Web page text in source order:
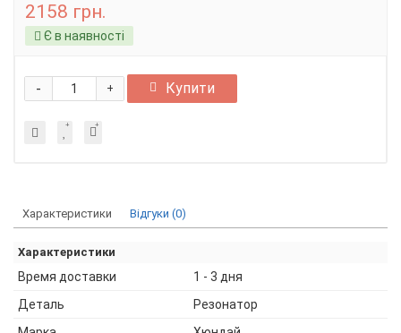
2158 грн.
Є в наявності
+
- Купити
Характеристики Відгуки (0)
Характеристики
Время доставки
1 - 3 дня
Деталь
Резонатор